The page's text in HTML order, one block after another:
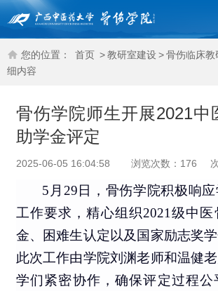
您的位置： 首页 >教研室建设 >骨伤临床教
细内容
骨伤学院师生开展2021中
助学金评定
2025-06-05 16:04:58 浏览次数： 176
5月29日，骨伤学院积极响
工作要求，精心组织2021级中
金、困难生认定以及国家励志奖学
此次工作由学院刘渊老师和温健
学们紧密协作，确保评定过程公